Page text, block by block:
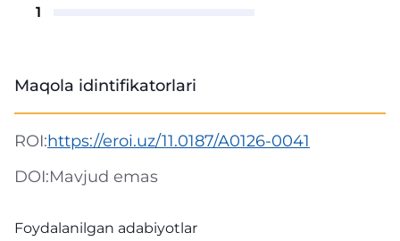
1
Maqola idintifikatorlari
ROI:https://eroi.uz/11.0187/A0126-0041
DOI:Mavjud emas
Foydalanilgan adabiyotlar